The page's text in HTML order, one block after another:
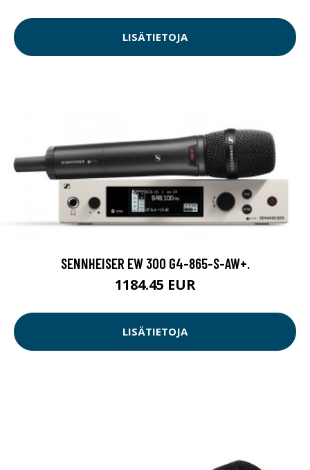
LISÄTIETOJA
SENNHEISER EW 300 G4-865-S-AW+.
1184.45 EUR
LISÄTIETOJA